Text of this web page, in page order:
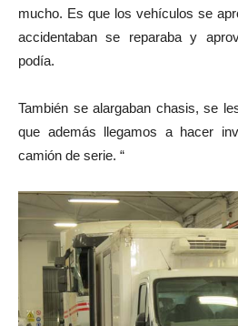
mucho. Es que los vehículos se
accidentaban se reparaba y
podía.
También se alargaban chasis, se
que además llegamos a hacer
camión de serie. “